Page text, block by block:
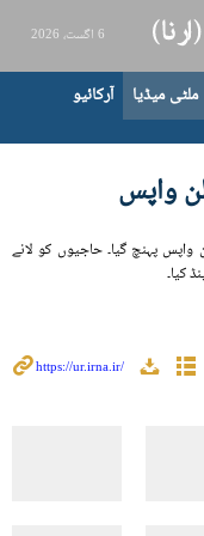
6 اگست، 2026
ملٹی میڈیا آرکائیو
واپس
وطن واپس پہنچ گیا۔ حاجیوں کو لانے
کیا۔